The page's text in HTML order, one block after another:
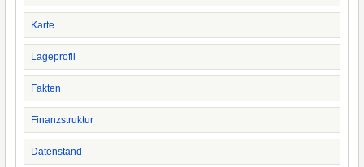
Karte
Lageprofil
Fakten
Finanzstruktur
Datenstand